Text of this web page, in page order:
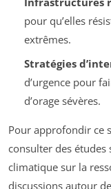
pour qu’elles
extrêmes.
Stratégies
d’urgence pour
d’orage sévères.
Pour approfondir ce
consulter des études
climatique sur la
discussions autour